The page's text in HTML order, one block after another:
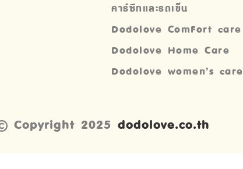
คาร์ซีทและรถเข็น
Dodolove ComFort care
Dodolove Home Care
Dodolove women’s care
Copyright 2025 dodolove.co.th